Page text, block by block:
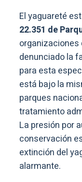
El yaguareté
22.351 de
organizaciones
denunciado la
para esta
está bajo la
parques
tratamiento
La presión por
conservación
extinción del
alarmante.